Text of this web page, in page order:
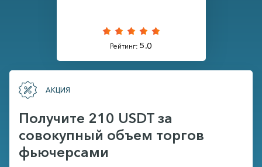
Рейтинг: 5.0
АКЦИЯ
Получите 210 USDT за
совокупный объем торгов
фьючерсами